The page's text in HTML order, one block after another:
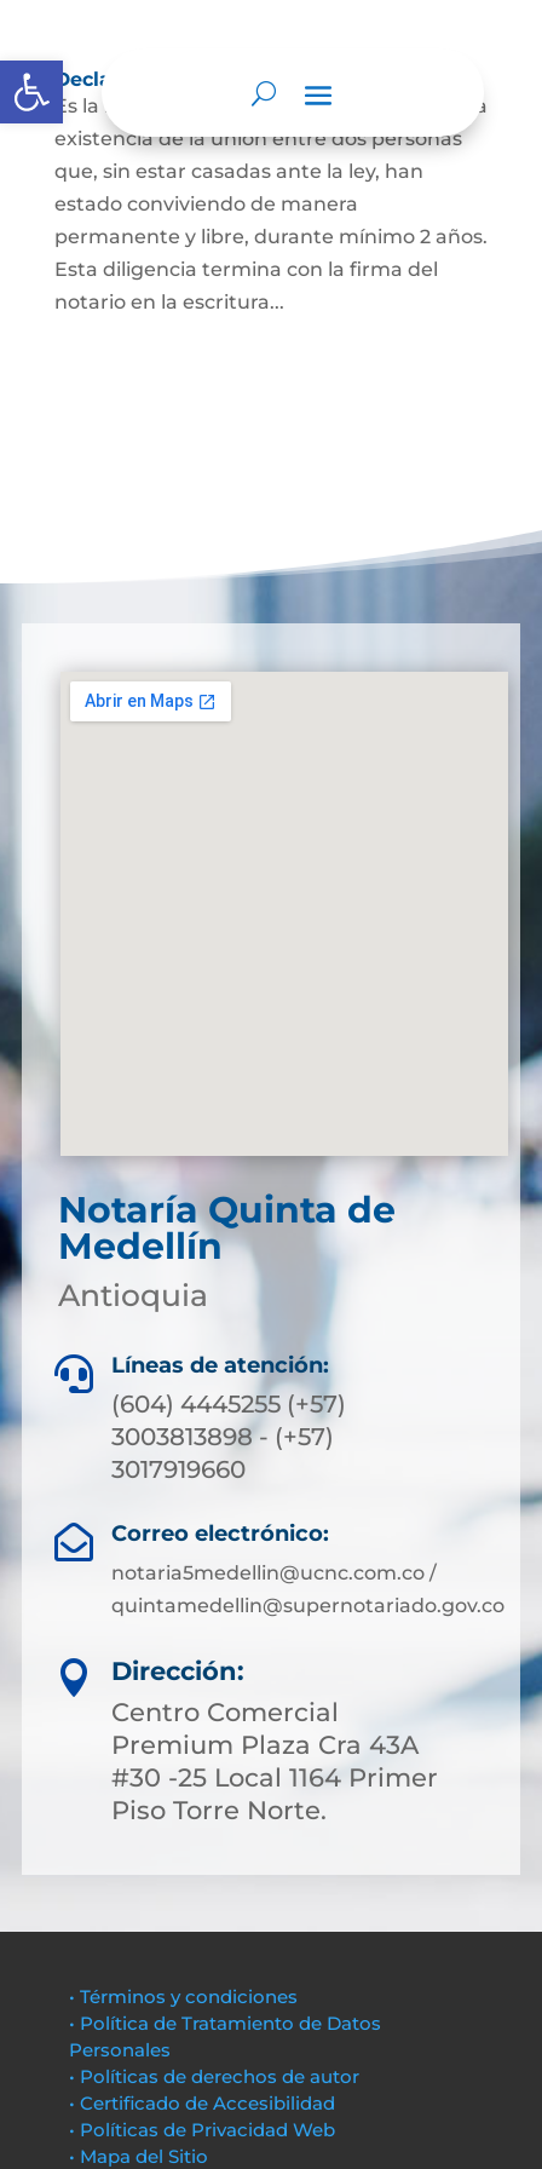
Abrir barra de herramientas
Declaración de Unión Marital de Hecho
Es la manifestación ante juez o notario de la
existencia de la unión entre dos personas
que, sin estar casadas ante la ley, han
estado conviviendo de manera
permanente y libre, durante mínimo 2 años.
Esta diligencia termina con la firma del
notario en la escritura...
Notaría Quinta de
Medellín
Antioquia
 Líneas de atención:
(604) 4445255 (+57)
3003813898 - (+57)
3017919660
 Correo electrónico:
notaria5medellin@ucnc.com.co /
quintamedellin@supernotariado.gov.co

Dirección:
Centro Comercial
Premium Plaza Cra 43A
#30 -25 Local 1164 Primer
Piso Torre Norte.
• Términos y condiciones
• Política de Tratamiento de Datos
Personales
• Políticas de derechos de autor
• Certificado de Accesibilidad
• Políticas de Privacidad Web
• Mapa del Sitio